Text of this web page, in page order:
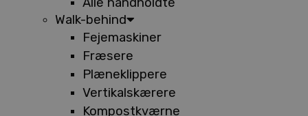
Walk-behind
Fejemaskiner
Fræsere
Plæneklippere
Vertikalskærere
Kompostkværne